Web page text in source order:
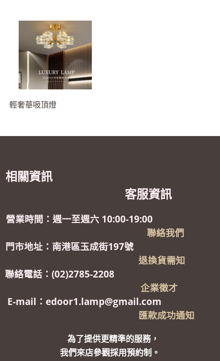
輕奢華吸頂燈
相關資訊
客服資訊
營業時間：週一至週六 10:00-19:00
聯絡我們
門市地址：南港區玉成街197號
退換貨需知
聯絡電話：(02)2785-2208
企業徵才
E-mail：edoor1.lamp@gmail.com
匯款成功通知
為了提供更精準的服務，
我們來店參觀採用預約制。